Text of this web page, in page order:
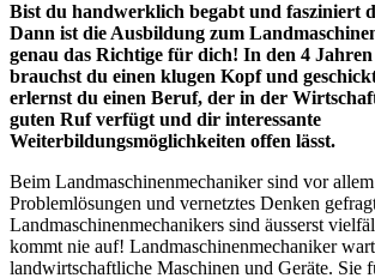
Bist du handwerklich begabt und fasziniert
Dann ist die Ausbildung zum
genau das Richtige für dich! In den 4
brauchst du einen klugen Kopf und
erlernst du einen Beruf, der in der
guten Ruf verfügt und dir interessante
Weiterbildungsmöglichkeiten offen lässt.
Beim Landmaschinenmechaniker sind vor
Problemlösungen und vernetztes Denken
Landmaschinenmechanikers sind äusserst
kommt nie auf! Landmaschinenmechaniker
landwirtschaftliche Maschinen und Geräte. Sie